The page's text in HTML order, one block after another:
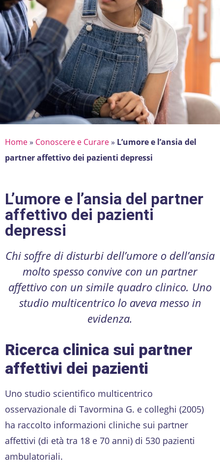
Home» Conoscere e Curare» L’umore e l’ansia del
partner affettivo dei pazienti depressi
L’umore e l’ansia del partner
affettivo dei pazienti
depressi
Chi soffre di disturbi dell’umore o dell’ansia
molto spesso convive con un partner
affettivo con un simile quadro clinico. Uno
studio multicentrico lo aveva messo in
evidenza.
Ricerca clinica sui partner
affettivi dei pazienti
Uno studio scientifico multicentrico
osservazionale di Tavormina G. e colleghi (2005)
ha raccolto informazioni cliniche sui partner
affettivi (di età tra 18 e 70 anni) di 530 pazienti
ambulatoriali.